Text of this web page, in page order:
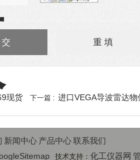
现货 下一篇 : 进口VEGA导波雷达
新闻中心 产品中心联系我们
技术支持： 化工仪器网